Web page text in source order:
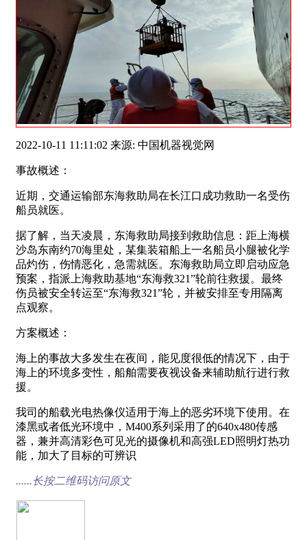
2022-10-11 11:11:02 来源: 中国机器视觉网
事故概述：
近期，交通运输部东海救助局在长江口成功救助一名受伤
船员就医。
据了解，当天凌晨，东海救助局接到救助信息：距上海横
沙岛东南约70海里处，某集装箱船上一名船员小腿被化学
品灼伤，伤情恶化，急需就医。东海救助局立即启动应急
预案，指派上海救助基地“东海救321”轮前往救援。最终
伤员被安全转运至“东海救321”轮，并被安排至专用隔离
点观察。
方案概述：
海上的事故大多发生在夜间，能见度很低的情况下，由于
海上的环境多变性，船舶需要夜视设备来辅助航行进行救
援。
我司的船载光电热像仪适用于海上的恶劣环境下使用。在
漆黑或者低光环境中，M400系列采用了的640x480传感
器，兼并高清彩色可见光的摄像机和高强LED照明灯热功
能，加大了目标的可辨识
......长按二维码访问原文